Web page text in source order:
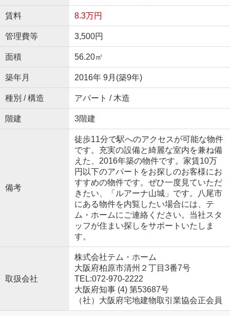
賃料 8.3万円
管理費等 3,500円
面積 56.20㎡
築年月 2016年 9月(築9年)
種別 / 構造 アパート / 木造
階建 3階建
備考
徒歩11分で駅へのアクセスが可能な物件
です。充実の設備と綺麗な室内を兼ね備
えた、2016年築の物件です。家賃10万
円以下のアパートをお探しのお客様にお
すすめの物件です。ぜひ一度見ていただ
きたい、「ルアーナ山城」です。八尾市
にある物件を内覧したい場合には、テ
ム・ホームにご連絡ください。当社スタ
ッフが住まい探しをサポートいたしま
す。
取扱会社
株式会社テム・ホーム
大阪府柏原市清州２丁目3番7号
TEL:072-970-2222
大阪府知事 (4) 第53687号
（社）大阪府宅地建物取引業協会正会員